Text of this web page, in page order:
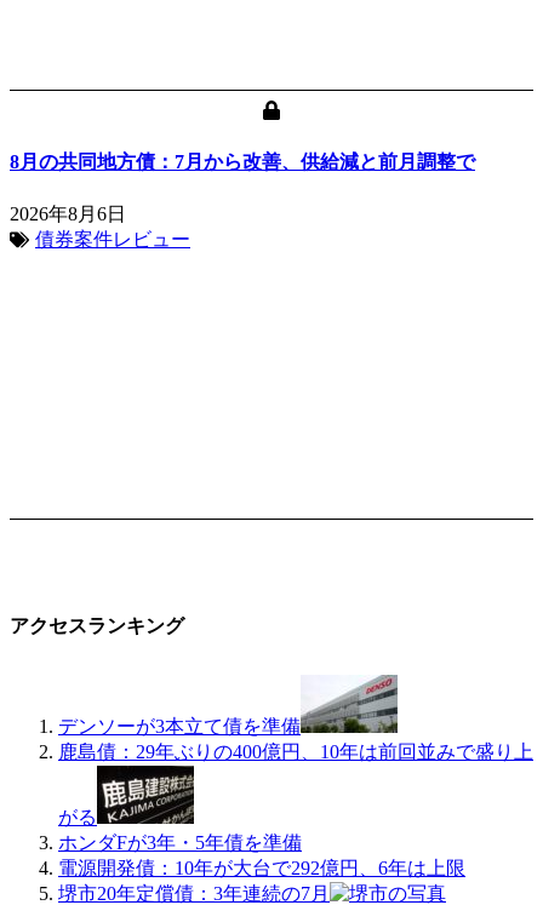
8月の共同地方債：7月から改善、供給減と前月調整で
2026年8月6日
債券案件レビュー
アクセスランキング
デンソーが3本立て債を準備
鹿島債：29年ぶりの400億円、10年は前回並みで盛り上
がる
ホンダFが3年・5年債を準備
電源開発債：10年が大台で292億円、6年は上限
堺市20年定償債：3年連続の7月